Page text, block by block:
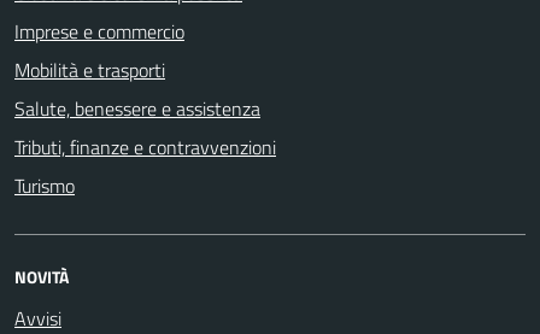
Imprese e commercio
Mobilità e trasporti
Salute, benessere e assistenza
Tributi, finanze e contravvenzioni
Turismo
NOVITÀ
Avvisi